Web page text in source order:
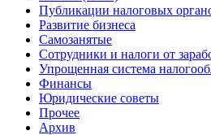
Публикации налоговых
Развитие бизнеса
Самозанятые
Сотрудники и налоги от
Упрощенная система
Финансы
Юридические советы
Прочее
Архив